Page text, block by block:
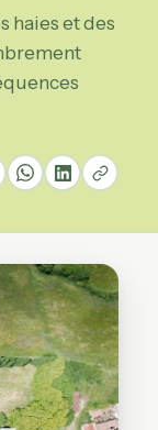
haies et des